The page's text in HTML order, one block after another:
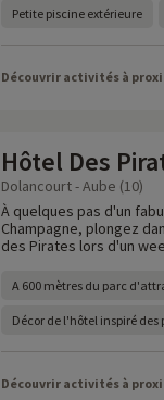
Petite piscine extérieure
Découvrir activités à
Hôtel Des
Dolancourt - Aube (10)
À quelques pas d'un
Champagne, plongez
des Pirates lors d'un
A 600 mètres du parc
Décor de l'hôtel inspiré des
Découvrir activités à